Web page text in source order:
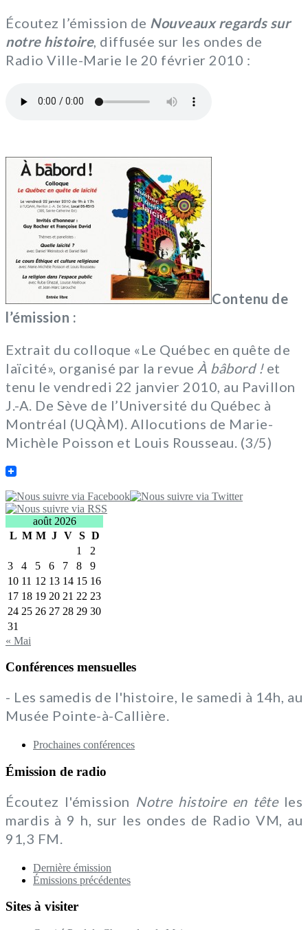
Écoutez l’émission de Nouveaux regards sur
notre histoire, diffusée sur les ondes de
Radio Ville-Marie le 20 février 2010 :
Contenu de
l’émission :
Extrait du colloque «Le Québec en quête de
laïcité», organisé par la revue À bâbord !et
tenu le vendredi 22 janvier 2010, au Pavillon
J.-A. De Sève de l’Université du Québec à
Montréal (UQÀM). Allocutions de Marie-
Michèle Poisson et Louis Rousseau. (3/5)
août 2026
L M M J V S D
1
2
3
4 5 6 7 8
9
10 11 12 13 14 15 16
17 18 19 20 21 22 23
24 25 26 27 28 29 30
31
« Mai
Conférences mensuelles
- Les samedis de l'histoire, le samedi à 14h, au
Musée Pointe-à-Callière.
Prochaines conférences
Émission de radio
Écoutez l'émission Notre histoire en têteles
mardis à 9 h, sur les ondes de Radio VM, au
91,3 FM.
Dernière émission
Émissions précédentes
Sites à visiter